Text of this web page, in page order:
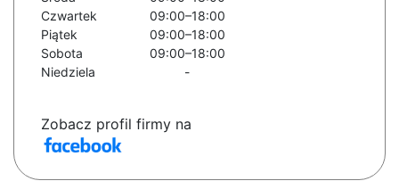
Czwartek
09:00–18:00
Piątek
09:00–18:00
Sobota
09:00–18:00
Niedziela
-
Zobacz profil firmy na